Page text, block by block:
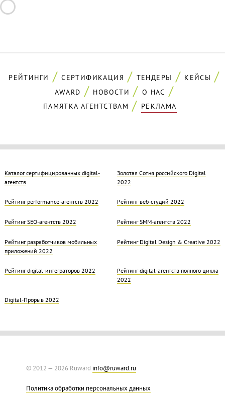
РЕЙТИНГИ СЕРТИФИКАЦИЯ ТЕНДЕРЫ
КЕЙСЫ
AWARD
НОВОСТИ
О НАС
ПАМЯТКА АГЕНТСТВАМ
РЕКЛАМА
Каталог сертифицированных digital-
агентств
Золотая Cотня российского Digital
2022
Рейтинг performance-агентств 2022 Рейтинг веб-студий 2022
Рейтинг SEO-агентств 2022 Рейтинг SMM-агентств 2022
Рейтинг разработчиков мобильных
приложений 2022
Рейтинг Digital Design & Creative 2022
Рейтинг digital-интеграторов 2022
Рейтинг digital-агентств полного цикла
2022
Digital-Прорыв 2022
© 2012 — 2026 Ruward info@ruward.ru
Политика обработки персональных данных